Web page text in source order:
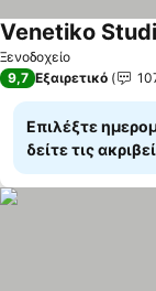
Ξενοδοχείο
Venetiko
9,7 Εξαιρετικό
Επιλέξτε
δείτε τις